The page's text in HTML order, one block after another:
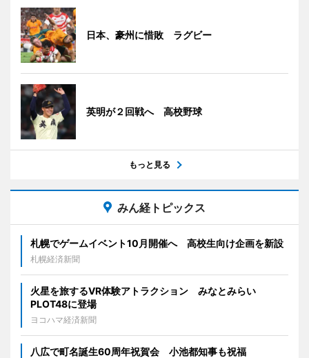
日本、豪州に惜敗 ラグビー
英明が２回戦へ 高校野球
もっと見る
みん経トピックス
札幌でゲームイベント10月開催へ 高校生向け企画を新設
札幌経済新聞
火星を旅するVR体験アトラクション みなとみらい
PLOT48に登場
ヨコハマ経済新聞
八広で町名誕生60周年祝賀会 小池都知事も祝福